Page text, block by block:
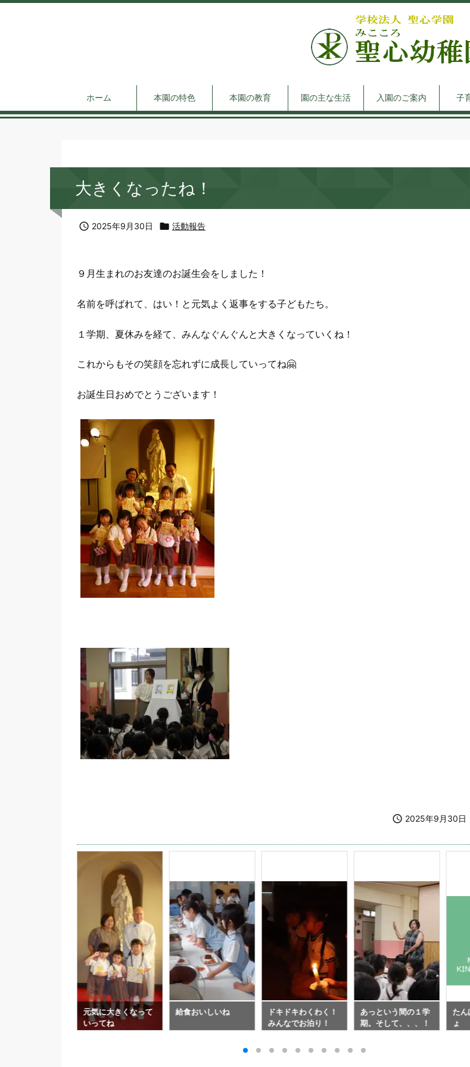
ホーム 本園の特色 本園の教育 園の主な生活 入園のご案内 子
大きくなったね！
 2025年9月30日  活動報告
９月生まれのお友達のお誕生会をしました！
名前を呼ばれて、はい！と元気よく返事をする子どもたち。
１学期、夏休みを経て、みんなぐんぐんと大きくなっていくね！
これからもその笑顔を忘れずに成長していってね🤗
お誕生日おめでとうございます！
 2025年9月30日
元気に大きくなって
いってね
給食おいしいね
ドキドキわくわく！
みんなでお泊り！
あっという間の１学
期。そして、、、！
たん
ょ